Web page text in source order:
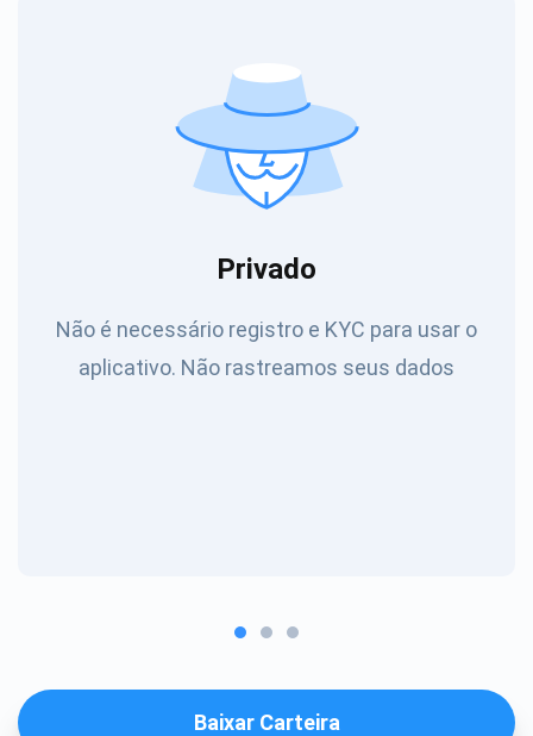
Privado
Não é necessário registro e KYC para usar o
aplicativo. Não rastreamos seus dados
Baixar Carteira